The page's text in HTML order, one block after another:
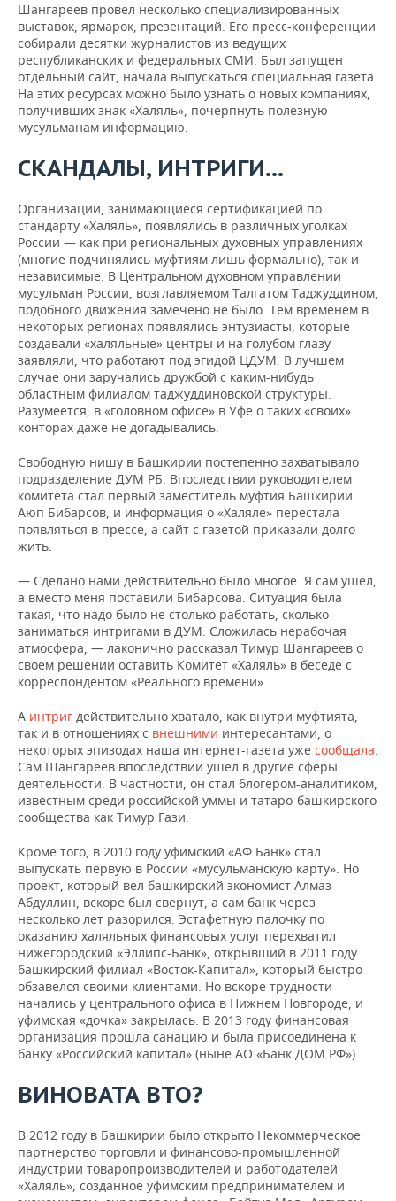
Шангареев провел несколько специализированных
выставок, ярмарок, презентаций. Его пресс-конференции
собирали десятки журналистов из ведущих
республиканских и федеральных СМИ. Был запущен
отдельный сайт, начала выпускаться специальная газета.
На этих ресурсах можно было узнать о новых компаниях,
получивших знак «Халяль», почерпнуть полезную
мусульманам информацию.
СКАНДАЛЫ, ИНТРИГИ…
Организации, занимающиеся сертификацией по
стандарту «Халяль», появлялись в различных уголках
России — как при региональных духовных управлениях
(многие подчинялись муфтиям лишь формально), так и
независимые. В Центральном духовном управлении
мусульман России, возглавляемом Талгатом Таджуддином,
подобного движения замечено не было. Тем временем в
некоторых регионах появлялись энтузиасты, которые
создавали «халяльные» центры и на голубом глазу
заявляли, что работают под эгидой ЦДУМ. В лучшем
случае они заручались дружбой с каким-нибудь
областным филиалом таджуддиновской структуры.
Разумеется, в «головном офисе» в Уфе о таких «своих»
конторах даже не догадывались.
Свободную нишу в Башкирии постепенно захватывало
подразделение ДУМ РБ. Впоследствии руководителем
комитета стал первый заместитель муфтия Башкирии
Аюп Бибарсов, и информация о «Халяле» перестала
появляться в прессе, а сайт с газетой приказали долго
жить.
— Сделано нами действительно было многое. Я сам ушел,
а вместо меня поставили Бибарсова. Ситуация была
такая, что надо было не столько работать, сколько
заниматься интригами в ДУМ. Сложилась нерабочая
атмосфера, — лаконично рассказал Тимур Шангареев о
своем решении оставить Комитет «Халяль» в беседе с
корреспондентом «Реального времени».
А интриг действительно хватало, как внутри муфтията,
так и в отношениях с внешними интересантами, о
некоторых эпизодах наша интернет-газета уже сообщала.
Сам Шангареев впоследствии ушел в другие сферы
деятельности. В частности, он стал блогером-аналитиком,
известным среди российской уммы и татаро-башкирского
сообщества как Тимур Гази.
Кроме того, в 2010 году уфимский «АФ Банк» стал
выпускать первую в России «мусульманскую карту». Но
проект, который вел башкирский экономист Алмаз
Абдуллин, вскоре был свернут, а сам банк через
несколько лет разорился. Эстафетную палочку по
оказанию халяльных финансовых услуг перехватил
нижегородский «Эллипс-Банк», открывший в 2011 году
башкирский филиал «Восток-Капитал», который быстро
обзавелся своими клиентами. Но вскоре трудности
начались у центрального офиса в Нижнем Новгороде, и
уфимская «дочка» закрылась. В 2013 году финансовая
организация прошла санацию и была присоединена к
банку «Российский капитал» (ныне АО «Банк ДОМ.РФ»).
ВИНОВАТА ВТО?
В 2012 году в Башкирии было открыто Некоммерческое
партнерство торговли и финансово-промышленной
индустрии товаропроизводителей и работодателей
«Халяль», созданное уфимским предпринимателем и